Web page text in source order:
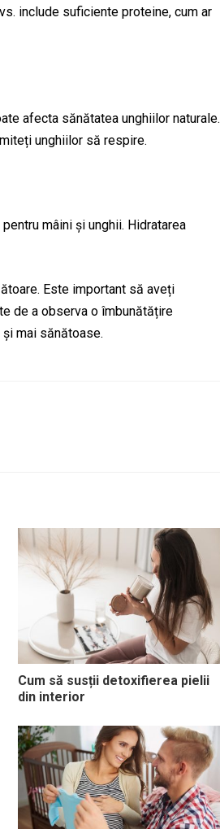
include suficiente proteine, cum ar
afecta sănătatea unghiilor naturale.
unghiilor să respire.
mâini și unghii. Hidratarea
Este important să aveți
de a observa o îmbunătățire
mai sănătoase.
Cum să susții detoxifierea pielii
din interior